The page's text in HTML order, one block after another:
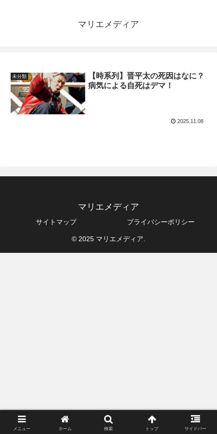
マリエメディア
未分類
【時系列】晋平太の死因はなに？
病気による自死はデマ！
2025.11.08
マリエメディア
サイトマップ プライバシーポリシー
© 2025 マリエメディア.
メニュー ホーム 検索 トップ サイドバー